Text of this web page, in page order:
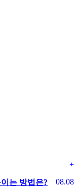
+
08.08
는 방법은?